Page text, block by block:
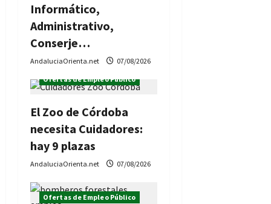
Informático,
Administrativo,
Conserje…
AndaluciaOrienta.net
07/08/2026
Ofertas de Empleo Público
El Zoo de Córdoba
necesita Cuidadores:
hay 9 plazas
AndaluciaOrienta.net 07/08/2026
Ofertas de Empleo Público